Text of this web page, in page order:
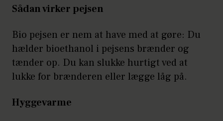
Sådan virker pejsen
Bio pejsen er nem at have med at gøre: Du
hælder bioethanol i pejsens brænder og
tænder op. Du kan slukke hurtigt ved at
lukke for brænderen eller lægge låg på.
Hyggevarme